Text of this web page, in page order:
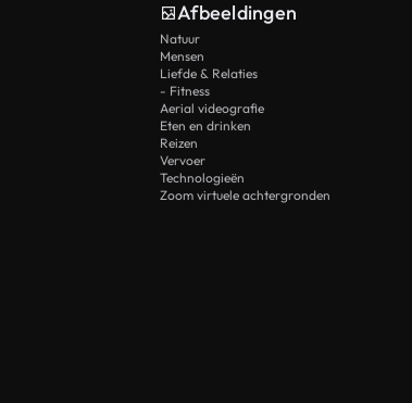
Afbeeldingen
Natuur
Mensen
Liefde & Relaties
- Fitness
Aerial videografie
Eten en drinken
Reizen
Vervoer
Technologieën
Zoom virtuele achtergronden